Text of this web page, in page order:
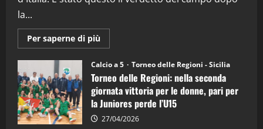
la...
Per saperne di più
informazioni
Torneo
delle
Regioni
di
calcio
a
5:
la
Calcio a 5 Torneo delle Regioni - Sicilia
Torneo delle Regioni: nella seconda
giornata vittoria per le donne, pari per
la Juniores perde l’U15
27/04/2026